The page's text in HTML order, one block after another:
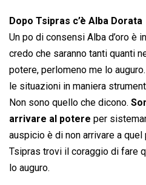
Dopo Tsipras c’è Alba Dorata
Un po di consensi Alba d’oro è
credo che saranno tanti quanti
potere, perlomeno me lo
le situazioni in maniera
Non sono quello che dicono.
arrivare al potere per
auspicio è di non arrivare a
Tsipras trovi il coraggio di fare
lo auguro.